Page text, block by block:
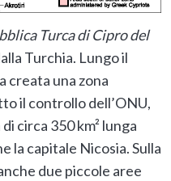
Turca di Cipro del
Turchia. Lungo il
creata una zona
il controllo dell’ONU,
circa 350 km² lunga
la capitale Nicosia. Sulla
due piccole aree